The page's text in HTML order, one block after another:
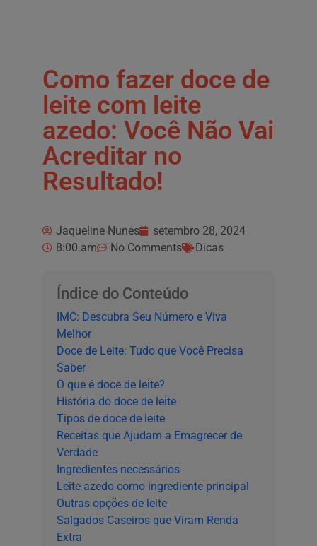
Como fazer doce de
leite com leite
azedo: Você Não Vai
Acreditar no
Resultado!
Jaqueline Nunes
setembro 28, 2024
8:00 am
No Comments Dicas
Índice do Conteúdo
IMC: Descubra Seu Número e Viva
Melhor
Doce de Leite: Tudo que Você Precisa
Saber
O que é doce de leite?
História do doce de leite
Tipos de doce de leite
Receitas que Ajudam a Emagrecer de
Verdade
Ingredientes necessários
Leite azedo como ingrediente principal
Outras opções de leite
Salgados Caseiros que Viram Renda
Extra